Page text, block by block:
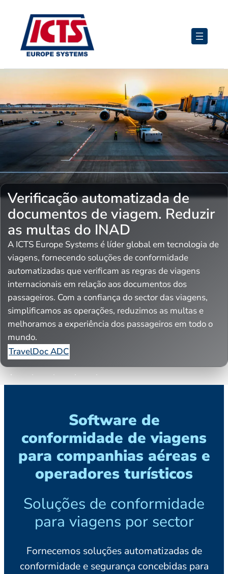
conteúdo
Verificação automatizada de
documentos de viagem. Reduzir
as multas do INAD
A ICTS Europe Systems é líder global em tecnologia de
viagens, fornecendo soluções de conformidade
automatizadas que verificam as regras de viagens
internacionais em relação aos documentos dos
passageiros. Com a confiança do sector das viagens,
simplificamos as operações, reduzimos as multas e
melhoramos a experiência dos passageiros em todo o
mundo.
TravelDoc ADC
Software de
conformidade de viagens
para companhias aéreas e
operadores turísticos
Soluções de conformidade
para viagens por sector
Fornecemos soluções automatizadas de
conformidade e segurança concebidas para